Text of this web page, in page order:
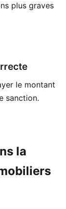
plus graves
le montant
sanction.
la